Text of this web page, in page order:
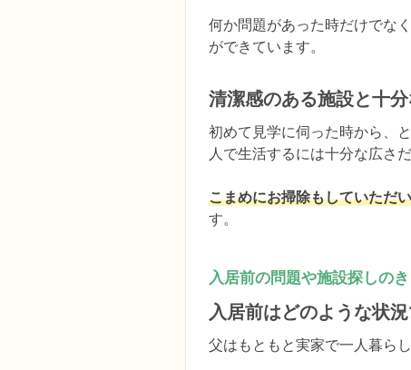
何か問題があった時だけでなく
ができています。
清潔感のある施設と十
初めて見学に伺った時から、
人で生活するには十分な広さ
こまめにお掃除もしていただ
す。
入居前の問題や施設探しの
入居前はどのような状
父はもともと実家で一人暮ら